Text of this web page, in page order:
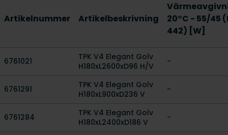
Artikelnummer Artikelbeskrivning
20°C - 55/45
442) [W]
6761021
TPK V4 Elegant Golv
H180xL2600xD96 H/V
-
6761291
TPK V4 Elegant Golv
H180xL900xD236 V
-
6761284
TPK V4 Elegant Golv
H180xL2400xD186 V
-